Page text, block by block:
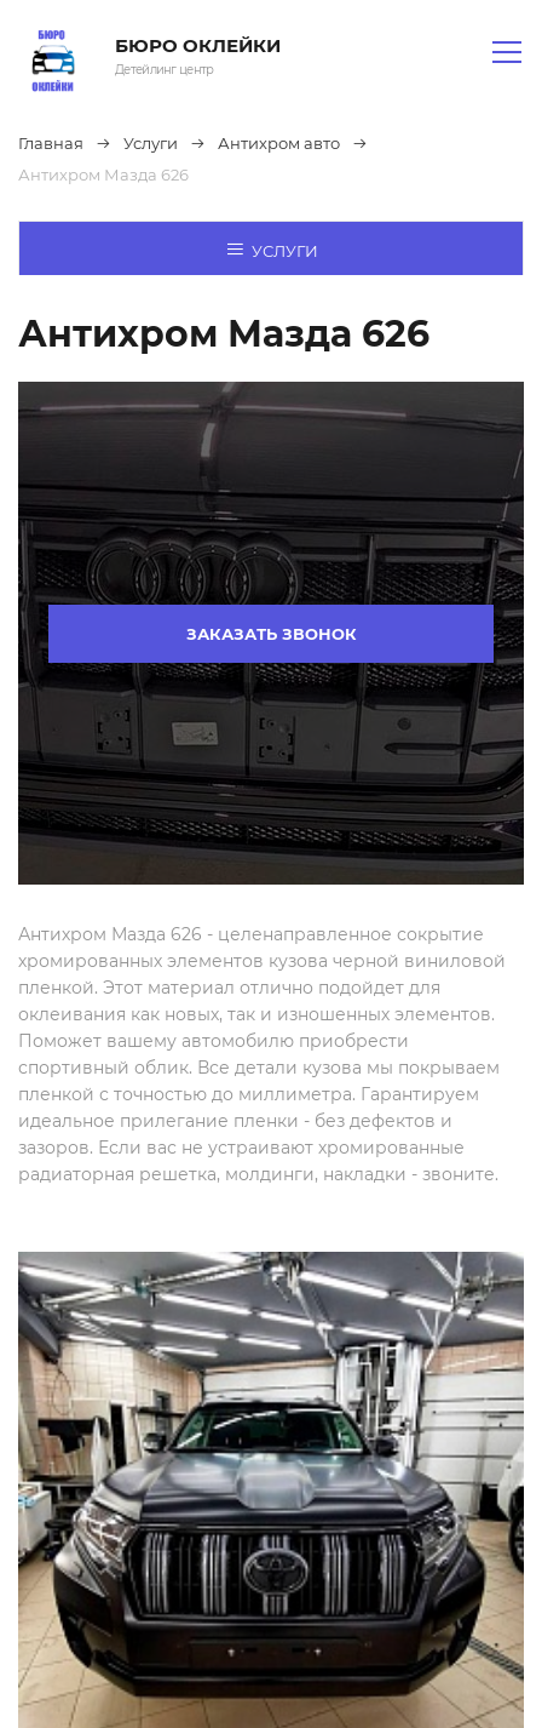
БЮРО ОКЛЕЙКИ
Детейлинг центр
Главная Услуги
Антихром авто
Антихром Мазда 626
УСЛУГИ
Антихром Мазда 626
ЗАКАЗАТЬ ЗВОНОК
Антихром Мазда 626 - целенаправленное сокрытие
хромированных элементов кузова черной виниловой
пленкой. Этот материал отлично подойдет для
оклеивания как новых, так и изношенных элементов.
Поможет вашему автомобилю приобрести
спортивный облик. Все детали кузова мы покрываем
пленкой с точностью до миллиметра. Гарантируем
идеальное прилегание пленки - без дефектов и
зазоров. Если вас не устраивают хромированные
радиаторная решетка, молдинги, накладки - звоните.